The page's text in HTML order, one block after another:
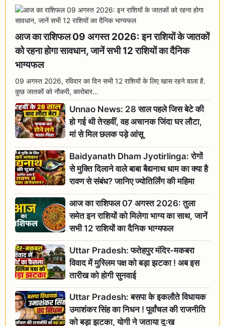
आज का राशिफल 09 अगस्त 2026: इन राशियों के जातकों
को रहना होगा सावधान, जानें सभी 12 राशियों का दैनिक
भाग्यफल
09 अगस्त 2026, रविवार का दिन सभी 12 राशियों के लिए खास रहने वाला है.
कुछ जातकों को नौकरी, कारोबार...
Unnao News: 28 साल पहले जिस बेटे की
हो गई थी तेरहवीं, वह अचानक जिंदा घर लौटा,
मां से मिल छलक पड़े आंसू
Baidyanath Dham Jyotirlinga: रोगों
से मुक्ति दिलाने वाले बाबा बैद्यनाथ धाम का क्या है
रावण से संबंध? जानिए ज्योतिर्लिंग की महिमा
आज का राशिफल 07 अगस्त 2026: तुला
समेत इन राशियों को मिलेगा भाग्य का साथ, जानें
सभी 12 राशियों का दैनिक भाग्यफल
Uttar Pradesh: फतेहपुर मंदिर-मकबरा
विवाद में मुस्लिम पक्ष को बड़ा झटका ! अब इस
तारीख को होगी सुनवाई
Uttar Pradesh: बसपा के इकलौते विधायक
उमाशंकर सिंह का निधन ! पूर्वांचल की राजनीति
को बड़ा झटका, योगी ने जताया दुःख